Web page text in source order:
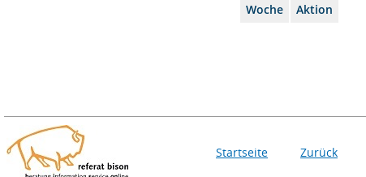
Woche Aktion
Startseite Zurück